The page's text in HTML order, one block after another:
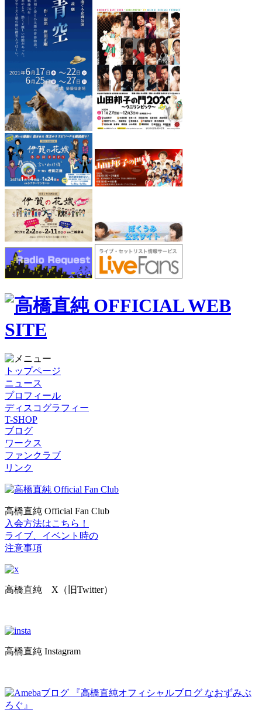
トップページ
ニュース
プロフィール
ディスコグラフィー
T-SHOP
ブログ
ワークス
ファンクラブ
リンク
高橋直純 Official Fan Club
入会方法はこちら！
ライブ、イベント時の
注意事項
高橋直純 X（旧Twitter）
高橋直純 Instagram